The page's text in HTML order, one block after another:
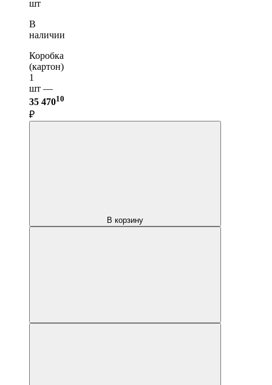
шт
В
наличии
Коробка
(картон)
1
шт —
35 47010
₽
В корзину